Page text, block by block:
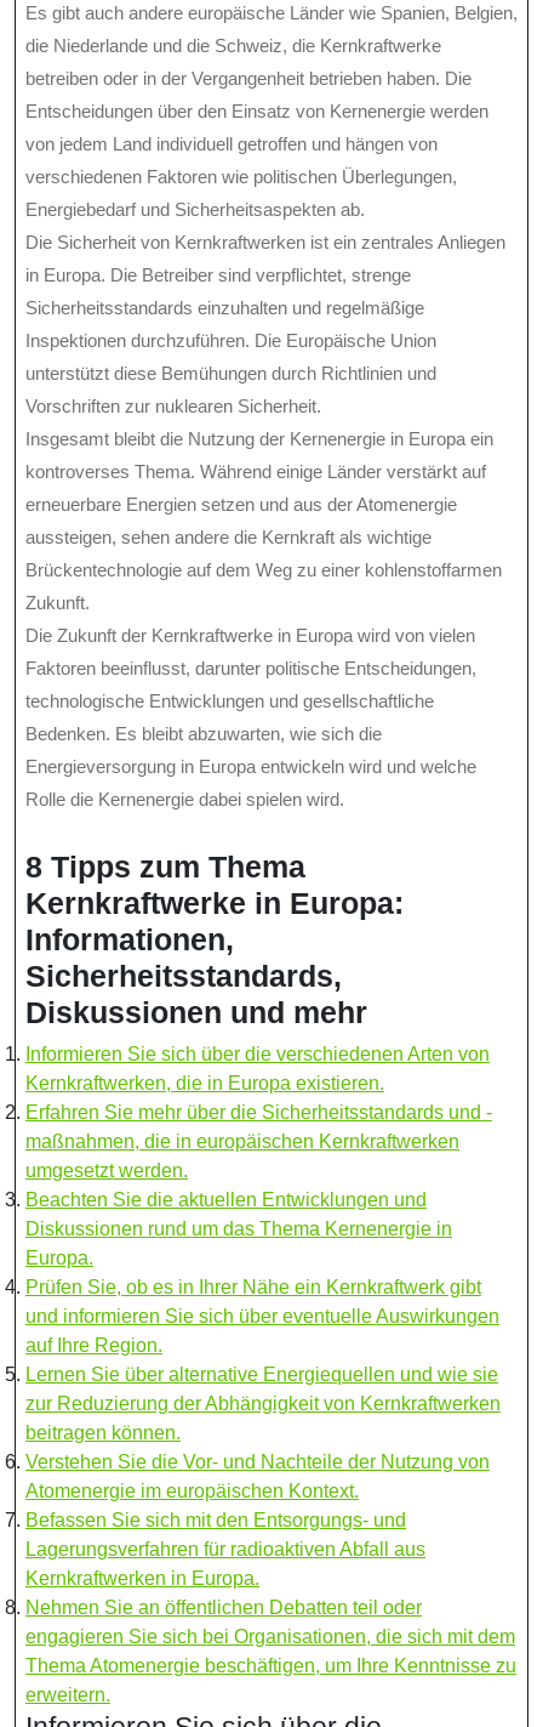
Es gibt auch andere europäische Länder wie Spanien, Belgien,
die Niederlande und die Schweiz, die Kernkraftwerke
betreiben oder in der Vergangenheit betrieben haben. Die
Entscheidungen über den Einsatz von Kernenergie werden
von jedem Land individuell getroffen und hängen von
verschiedenen Faktoren wie politischen Überlegungen,
Energiebedarf und Sicherheitsaspekten ab.
Die Sicherheit von Kernkraftwerken ist ein zentrales Anliegen
in Europa. Die Betreiber sind verpflichtet, strenge
Sicherheitsstandards einzuhalten und regelmäßige
Inspektionen durchzuführen. Die Europäische Union
unterstützt diese Bemühungen durch Richtlinien und
Vorschriften zur nuklearen Sicherheit.
Insgesamt bleibt die Nutzung der Kernenergie in Europa ein
kontroverses Thema. Während einige Länder verstärkt auf
erneuerbare Energien setzen und aus der Atomenergie
aussteigen, sehen andere die Kernkraft als wichtige
Brückentechnologie auf dem Weg zu einer kohlenstoffarmen
Zukunft.
Die Zukunft der Kernkraftwerke in Europa wird von vielen
Faktoren beeinflusst, darunter politische Entscheidungen,
technologische Entwicklungen und gesellschaftliche
Bedenken. Es bleibt abzuwarten, wie sich die
Energieversorgung in Europa entwickeln wird und welche
Rolle die Kernenergie dabei spielen wird.
8 Tipps zum Thema
Kernkraftwerke in Europa:
Informationen,
Sicherheitsstandards,
Diskussionen und mehr
Informieren Sie sich über die verschiedenen Arten von
Kernkraftwerken, die in Europa existieren.
Erfahren Sie mehr über die Sicherheitsstandards und -
maßnahmen, die in europäischen Kernkraftwerken
umgesetzt werden.
Beachten Sie die aktuellen Entwicklungen und
Diskussionen rund um das Thema Kernenergie in
Europa.
Prüfen Sie, ob es in Ihrer Nähe ein Kernkraftwerk gibt
und informieren Sie sich über eventuelle Auswirkungen
auf Ihre Region.
Lernen Sie über alternative Energiequellen und wie sie
zur Reduzierung der Abhängigkeit von Kernkraftwerken
beitragen können.
Verstehen Sie die Vor- und Nachteile der Nutzung von
Atomenergie im europäischen Kontext.
Befassen Sie sich mit den Entsorgungs- und
Lagerungsverfahren für radioaktiven Abfall aus
Kernkraftwerken in Europa.
Nehmen Sie an öffentlichen Debatten teil oder
engagieren Sie sich bei Organisationen, die sich mit dem
Thema Atomenergie beschäftigen, um Ihre Kenntnisse zu
erweitern.